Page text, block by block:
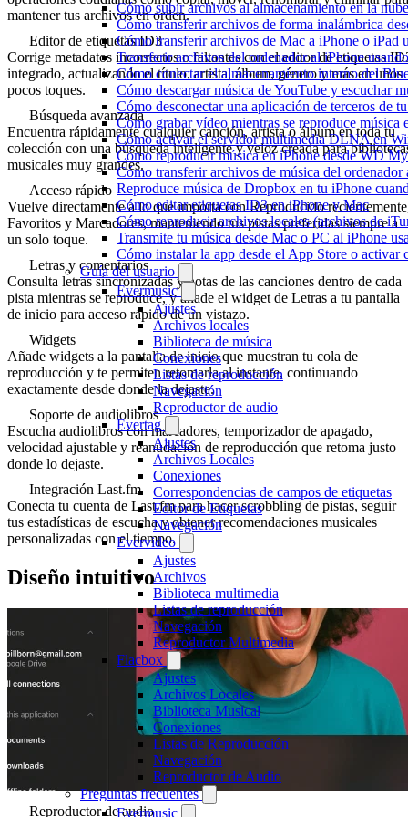
Cómo subir archivos al almacenamiento en la
Cómo transferir archivos de forma inalámbrica
Cómo transferir archivos de Mac a iPhone o iPad
Transferir archivos del ordenador al iPhone
Cómo conectar el almacenamiento interno del
Cómo descargar música de YouTube y escuchar
Cómo desconectar una aplicación de terceros de
Cómo grabar vídeo mientras se reproduce música
Cómo activar el servidor multimedia DLNA en
Cómo reproducir música en iPhone desde WD
Cómo transferir archivos de música del
Reproduce música de Dropbox en tu iPhone
Cómo editar etiquetas ID3 en iPhone y Mac
Cómo reproducir archivos locales (archivos de
Transmite tu música desde Mac o PC al iPhone
Cómo instalar la app desde el App Store o
Guía del usuario
Evermusic
Ajustes
Archivos locales
Biblioteca de música
Conexiones
Listas de reproducción
Navegación
Reproductor de audio
Evertag
Ajustes
Archivos Locales
Conexiones
Correspondencias de campos de etiquetas
Editor de Etiquetas
Navegación
Evervideo
Ajustes
Archivos
Biblioteca multimedia
Listas de reproducción
Navegación
Reproductor Multimedia
Flacbox
Ajustes
Archivos Locales
Biblioteca Musical
Conexiones
Listas de Reproducción
Navegación
Reproductor de Audio
Preguntas frecuentes
Evermusic
mantener tus archivos en orden.
Editor de etiquetas ID3
Corrige metadatos incorrectos o faltantes con el editor de etiquetas
integrado, actualizando el título, artista, álbum, género y más en unos
pocos toques.
Búsqueda avanzada
Encuentra rápidamente cualquier canción, artista o álbum en toda tu
colección con una búsqueda inteligente y veloz creada para
musicales muy grandes.
Acceso rápido
Vuelve directamente a lo que importa con Reproducido
Favoritos y Marcadores, manteniendo tus pistas preferidas siempre a
un solo toque.
Letras y comentarios
Consulta letras sincronizadas y notas de las canciones dentro de cada
pista mientras se reproduce, y añade el widget de Letras a tu pantalla
de inicio para acceso rápido de un vistazo.
Widgets
Añade widgets a la pantalla de inicio que muestran tu cola de
reproducción y te permiten retomarla al instante, continuando
exactamente desde donde la dejaste.
Soporte de audiolibros
Escucha audiolibros con marcadores, temporizador de apagado,
velocidad ajustable y reanudación de reproducción que retoma justo
donde lo dejaste.
Integración Last.fm
Conecta tu cuenta de Last.fm para hacer scrobbling de pistas, seguir
tus estadísticas de escucha y obtener recomendaciones musicales
personalizadas con el tiempo.
Diseño intuitivo
Reproductor de audio